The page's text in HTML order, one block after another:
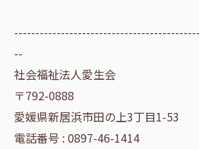
--
社会福祉法人愛生会
〒792-0888
愛媛県新居浜市田の上3丁目1-53
電話番号 : 0897-46-1414